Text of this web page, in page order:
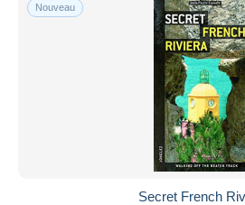
Nouveau
Secret French